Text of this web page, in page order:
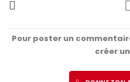
Pour poster un
créer